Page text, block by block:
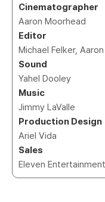
Cinematographer
Aaron Moorhead
Editor
Michael Felker,
Sound
Yahel Dooley
Music
Jimmy LaValle
Production Design
Ariel Vida
Sales
Eleven Entertainment